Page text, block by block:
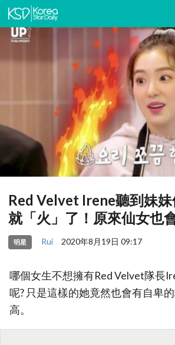
Red Velvet Irene聽到妹
就「火」了！原來仙女也
明星 Rui 2020年8月19日 09:17
哪個女生不想擁有Red Velvet隊長
呢? 只是這樣的她竟然也會有自卑
高。